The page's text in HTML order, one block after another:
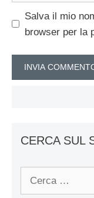
Salva il mio
browser per la
CERCA SUL
Ricerca